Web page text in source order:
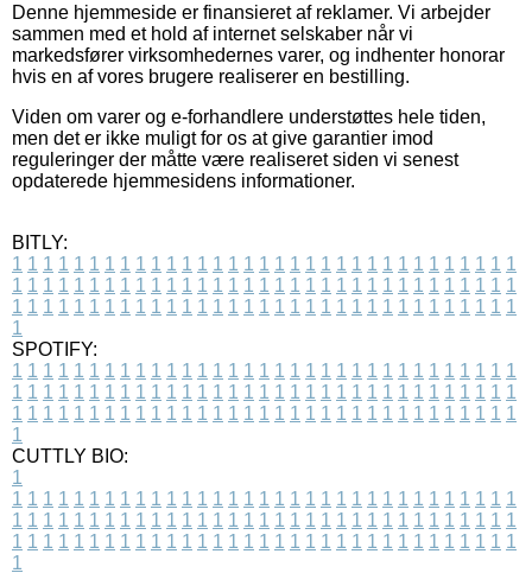
Denne hjemmeside er finansieret af reklamer. Vi arbejder
sammen med et hold af internet selskaber når vi
markedsfører virksomhedernes varer, og indhenter honorar
hvis en af vores brugere realiserer en bestilling.
Viden om varer og e-forhandlere understøttes hele tiden,
men det er ikke muligt for os at give garantier imod
reguleringer der måtte være realiseret siden vi senest
opdaterede hjemmesidens informationer.
BITLY:
1 1 1 1 1 1 1 1 1 1 1 1 1 1 1 1 1 1 1 1 1 1 1 1 1 1 1 1 1 1 1 1 1
1 1 1 1 1 1 1 1 1 1 1 1 1 1 1 1 1 1 1 1 1 1 1 1 1 1 1 1 1 1 1 1 1
1 1 1 1 1 1 1 1 1 1 1 1 1 1 1 1 1 1 1 1 1 1 1 1 1 1 1 1 1 1 1 1 1
1
SPOTIFY:
1 1 1 1 1 1 1 1 1 1 1 1 1 1 1 1 1 1 1 1 1 1 1 1 1 1 1 1 1 1 1 1 1
1 1 1 1 1 1 1 1 1 1 1 1 1 1 1 1 1 1 1 1 1 1 1 1 1 1 1 1 1 1 1 1 1
1 1 1 1 1 1 1 1 1 1 1 1 1 1 1 1 1 1 1 1 1 1 1 1 1 1 1 1 1 1 1 1 1
1
CUTTLY BIO:
1
1 1 1 1 1 1 1 1 1 1 1 1 1 1 1 1 1 1 1 1 1 1 1 1 1 1 1 1 1 1 1 1 1
1 1 1 1 1 1 1 1 1 1 1 1 1 1 1 1 1 1 1 1 1 1 1 1 1 1 1 1 1 1 1 1 1
1 1 1 1 1 1 1 1 1 1 1 1 1 1 1 1 1 1 1 1 1 1 1 1 1 1 1 1 1 1 1 1 1
1